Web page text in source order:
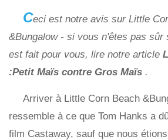
Ceci est notre avis sur Little
&Bungalow - si vous n'êtes pas sûr
est fait pour vous, lire notre article
:Petit Maïs contre Gros Maïs .
Arriver à Little Corn Beach
ressemble à ce que Tom Hanks a
film Castaway, sauf que nous